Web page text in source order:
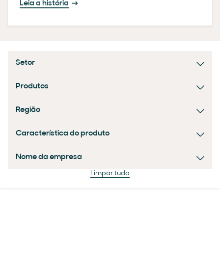
Leia a história
Setor
Produtos
Região
Característica do produto
Nome da empresa
Limpar tudo